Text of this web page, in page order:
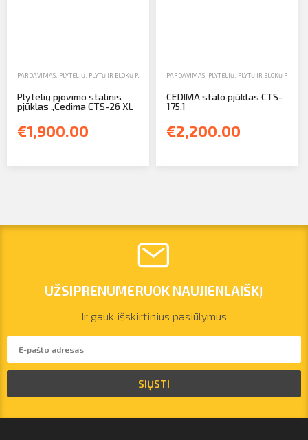
vilnius@arsenalrent.com
PARDAVIMAS PLYTELIŲ, PLYTŲ IR BLOKŲ PJŪKLAI STALO PJŪKLAI
Plytelių pjovimo stalinis
pjūklas „Cedima CTS-26 XL
€1,900.00
PARDAVIMAS, PLYTELIŲ, PLYTŲ IR BLOKŲ PJŪKLAI
CEDIMA stalo pjūklas CTS-
175.1
€2,200.00
UŽSIPRENUMERUOK NAUJIENLAIŠKĮ
Ir gauk išskirtinius pasiūlymus
SIŲSTI